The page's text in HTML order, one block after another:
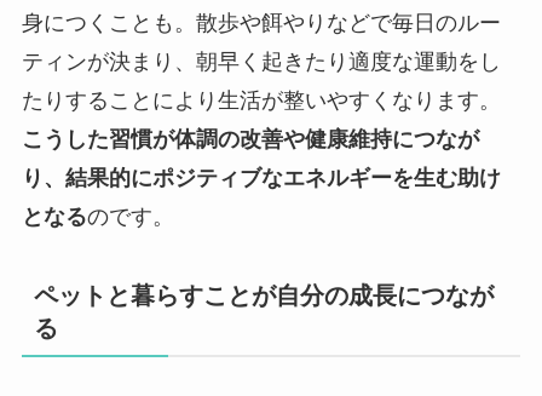
身につくことも。散歩や餌やりなどで毎日のルー
ティンが決まり、朝早く起きたり適度な運動をし
たりすることにより生活が整いやすくなります。
こうした習慣が体調の改善や健康維持につなが
り、結果的にポジティブなエネルギーを生む助け
となるのです。
ペットと暮らすことが自分の成長につなが
る